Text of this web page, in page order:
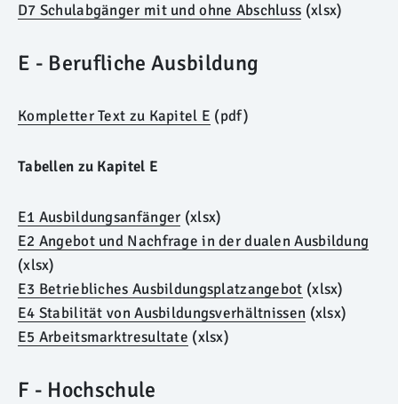
D7 Schulabgänger mit und ohne Abschluss (xlsx)
E - Berufliche Ausbildung
Kompletter Text zu Kapitel E (pdf)
Tabellen zu Kapitel E
E1 Ausbildungsanfänger (xlsx)
E2 Angebot und Nachfrage in der dualen Ausbildung
(xlsx)
E3 Betriebliches Ausbildungsplatzangebot (xlsx)
E4 Stabilität von Ausbildungsverhältnissen (xlsx)
E5 Arbeitsmarktresultate (xlsx)
F - Hochschule